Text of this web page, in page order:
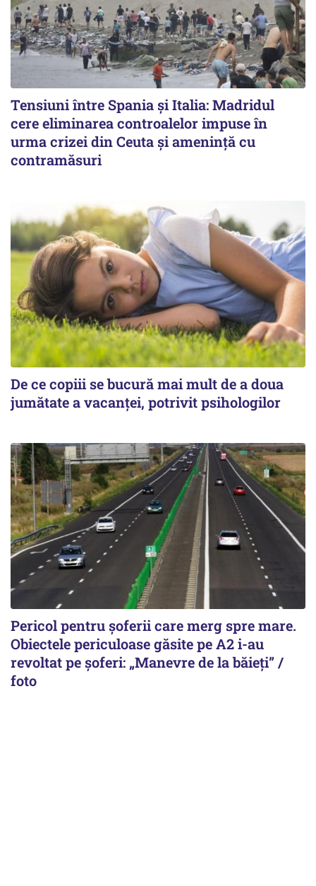
Tensiuni între Spania și Italia: Madridul
cere eliminarea controalelor impuse în
urma crizei din Ceuta și amenință cu
contramăsuri
De ce copiii se bucură mai mult de a doua
jumătate a vacanței, potrivit psihologilor
Pericol pentru șoferii care merg spre mare.
Obiectele periculoase găsite pe A2 i-au
revoltat pe șoferi: „Manevre de la băieți” /
foto